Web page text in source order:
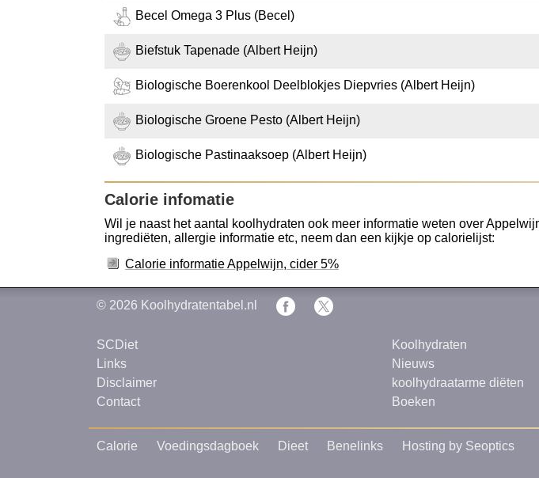
Becel Omega 3 Plus (Becel)
Biefstuk Tapenade (Albert Heijn)
Biologische Boerenkool Deelblokjes Diepvries (Albert Heijn)
Biologische Groene Pesto (Albert Heijn)
Biologische Pastinaaksoep (Albert Heijn)
Calorie infomatie
Wil je naast het aantal koolhydraten ook meer informatie weten over
ingrediëten, allergie informatie etc, neem dan een kijkje op calorielijst:
Calorie informatie Appelwijn, cider 5%
© 2026 Koolhydratentabel.nl
SCDiet
Links
Disclaimer
Contact
Koolhydraten
Nieuws
koolhydraatarme diëten
Boeken
Calorie Voedingsdagboek Dieet Benelinks Hosting by Seoptics